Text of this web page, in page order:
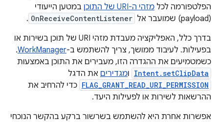
הפלטפורמה לכל מזהי ה-URI של התוכן
במטען הייעודי
(payload) שמועבר אל
OnReceiveContentListener
.
בדרך כלל, האפליקציה מעבדת מזהי URI של תוכן בשירות או
בפעילות. לעיבוד ממושך, צריך להשתמש ב-WorkManager
.
כשמטמיעים את ההגדרה הזו, מעבירים את התוכן באמצעות
Intent.setClipData ומגדירים את הדגל
FLAG_GRANT_READ_URI_PERMISSION כדי להרחיב את
ההרשאות לשירות או לפעילות היעד.
אפשרות אחרת היא להשתמש בשרשור ברקע בהקשר הנוכחי